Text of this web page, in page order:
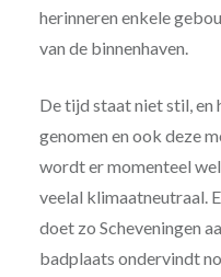
herinneren enkele
van de binnenhaven.
De tijd staat niet stil, en
genomen en ook deze
wordt er momenteel
veelal klimaatneutraal.
doet zo Scheveningen
badplaats ondervindt